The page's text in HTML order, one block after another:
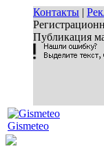
Контакты |
Публикация
Gismeteo